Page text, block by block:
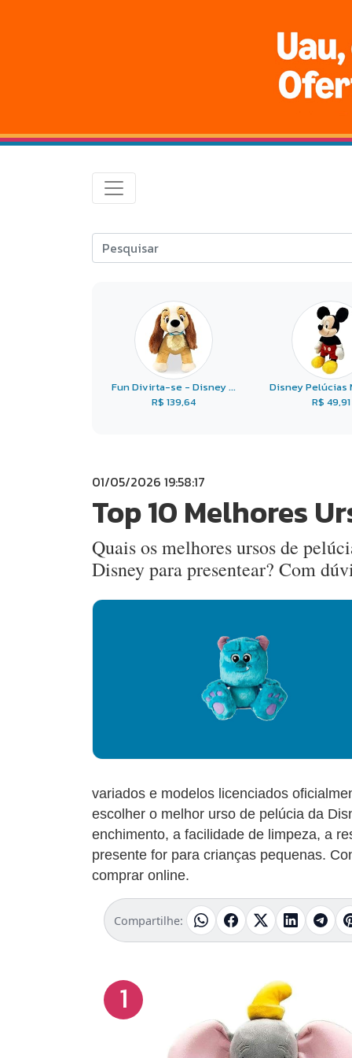
Fun Divirta-se - Disney ...
R$ 139,64
Disney Pelúcias
R$ 49,91
01/05/2026 19:58:17
Top 10 Melhores
Quais os melhores ursos de
Disney para presentear? Com
variados e modelos licenciados
escolher o melhor urso de pelúcia da
enchimento, a facilidade de limpeza, a
presente for para crianças pequenas.
comprar online.
Compartilhe:
1